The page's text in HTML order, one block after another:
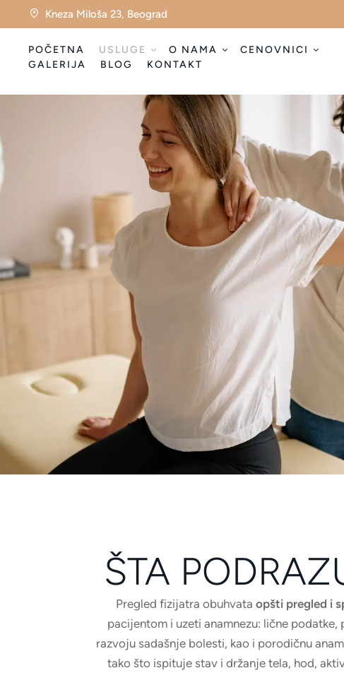
Kneza Miloša 23, Beograd
POČETNA USLUGE O NAMA
CENOVNICI
GALERIJA
BLOG KONTAKT
ŠTA
Pregled fizijatra obuhvata opšti pregled i
pacijentom i uzeti anamnezu: lične
razvoju sadašnje bolesti, kao i porodičnu
tako što ispituje stav i držanje tela, hod,